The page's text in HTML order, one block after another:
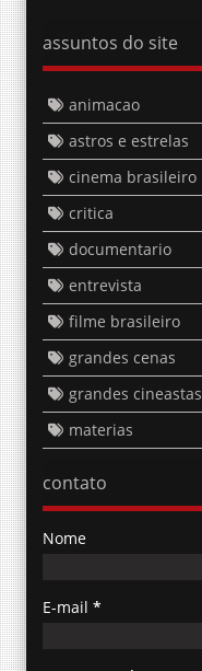
assuntos do site
animacao
astros e estrelas
cinema brasileiro
critica
documentario
entrevista
filme brasileiro
grandes cenas
grandes cineastas
materias
contato
Nome
E-mail *